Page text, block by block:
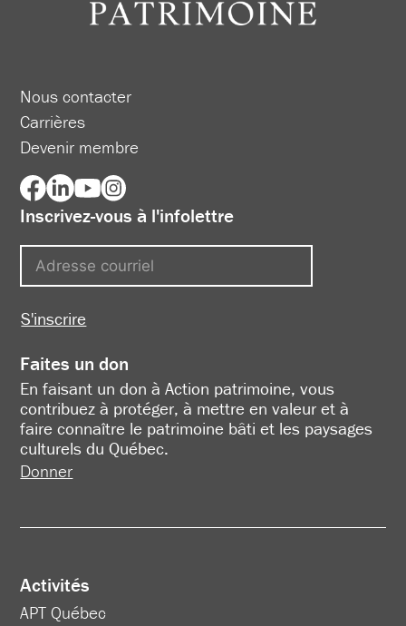
Nous contacter
Carrières
Devenir membre
Inscrivez-vous à l'infolettre
S'inscrire
Faites un don
En faisant un don à Action patrimoine, vous
contribuez à protéger, à mettre en valeur et à
faire connaître le patrimoine bâti et les paysages
culturels du Québec.
Donner
Activités
APT Québec